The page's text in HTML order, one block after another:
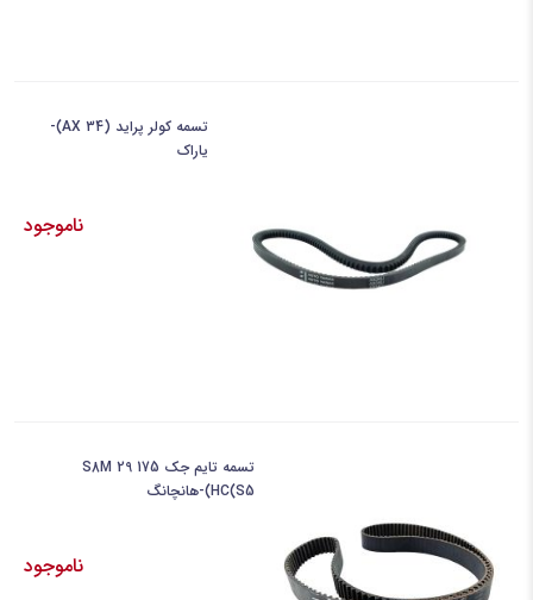
تسمه کولر پراید (AX 34)-
یاراک
ناموجود
تسمه تایم جک 175 S8M 29
HC(S5)-هانچانگ
ناموجود